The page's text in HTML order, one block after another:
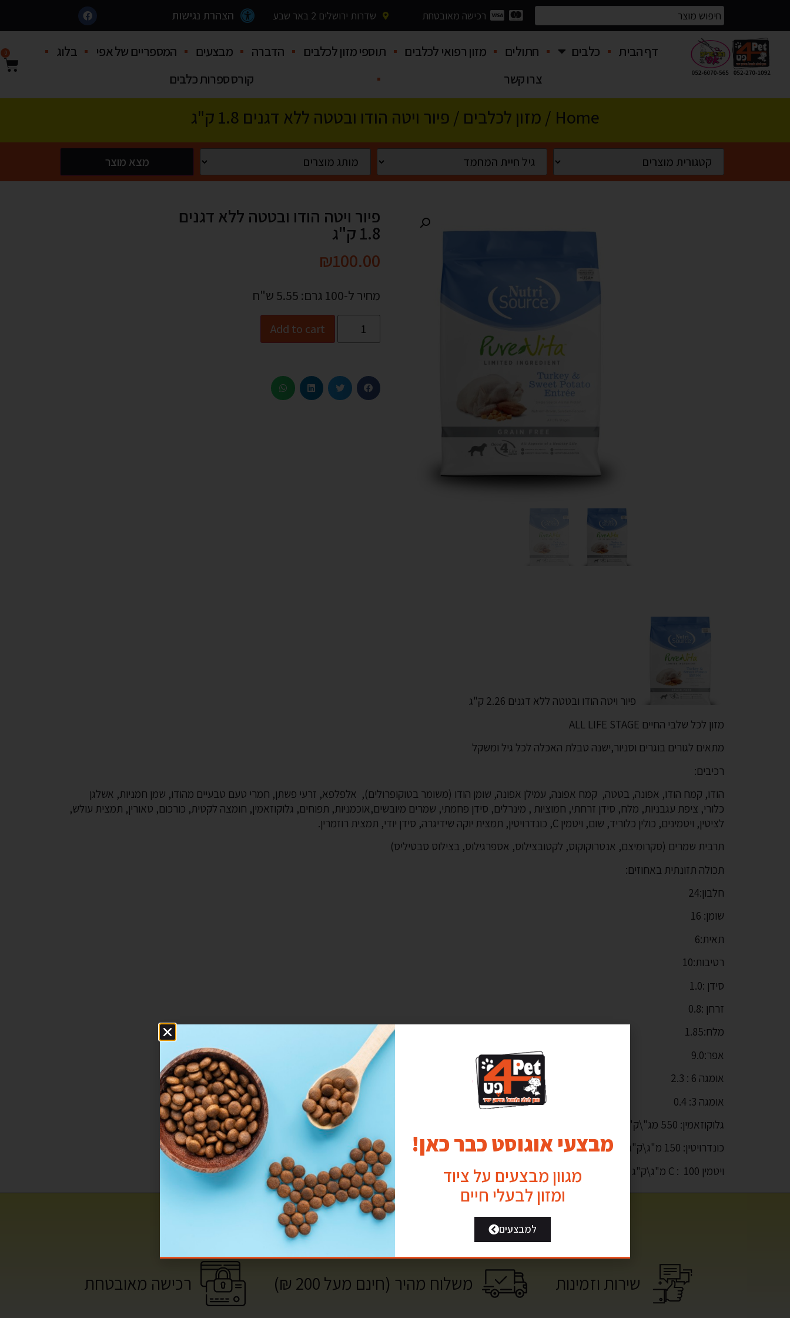
רכישה מאובטחת שדרות ירושלים 2 באר שבע הצהרת נגישות
דף הבית כלבים חתולים מזון רפואי לכלבים תוספי מזון לכלבים הדברה מבצעים המספריים של אפי
בלוג
צרו קשר
קורס ספרות כלבים
0
Home
/ מזון לכלבים / פיור ויטה הודו ובטטה ללא דגנים 1.8 ק"ג
מצא מוצר
פיור ויטה הודו ובטטה ללא דגנים
1.8 ק"ג
₪100.00
מחיר ל-100 גרם: 5.55 ש"ח
Add to cart
פיור ויטה הודו ובטטה ללא דגנים 2.26 ק"ג
מזון לכל שלבי החיים ALL LIFE STAGE
מתאים לגורים בוגרים וסניור,ישנה טבלת האכלה לכל גיל ומשקל
רכיבים:
הודו, קמח הודו, אפונה, בטטה, קמח אפונה, עמילן אפונה, שומן הודו (משומר בטוקופרולים), אלפלפא, זרעי פשתן, חמרי טעם טבעיים מהודו, שמן חמניות, אשלגן
כלורי, ציפת עגבניות, מלח, סידן זרחתי, חמוציות , מינרלים, סידן פחמתי, שמרים מיובשים,אוכמניות, תפוחים, גלוקוזאמין, חומצה לקטית, כורכום, טאורין, תמצית עולש,
לציטין, ויטמינים, כולין כלוריד, שום, ויטמין C, כונדרויטין, תמצית יוקה שידיגרה, סידן יודי, תמצית רוזמרין.
תרבית שמרים (סקרומיצם, אנטרוקוקוס, לקטובצילוס, אספרגילוס, בצילוס סבטיליס)
תכולה תזונתית באחוזים:
חלבון:24
שומן: 16
תאית:6
רטיבות:10
סידן :1.0
זרחן :0.8
מלח:1.85
אפר:9.0
אומגה 6 : 2.3
אומגה 3: 0.4
גלוקוזאמין: 550 מג"\ק"ג
כונדרויטין: 150 מ"ג\ק"ג
ויטמין C : 100 מ"ג\ק"ג
למה פור פט?
שירות וזמינות משלוח מהיר (חינם מעל 200 ₪) רכישה מאובטחת
מבצעי אוגוסט כבר כאן!
מגוון מבצעים על ציוד
ומזון לבעלי חיים
למבצעים